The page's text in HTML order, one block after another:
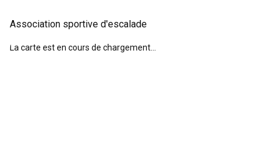
Association sportive d'escalade
La carte est en cours de chargement...